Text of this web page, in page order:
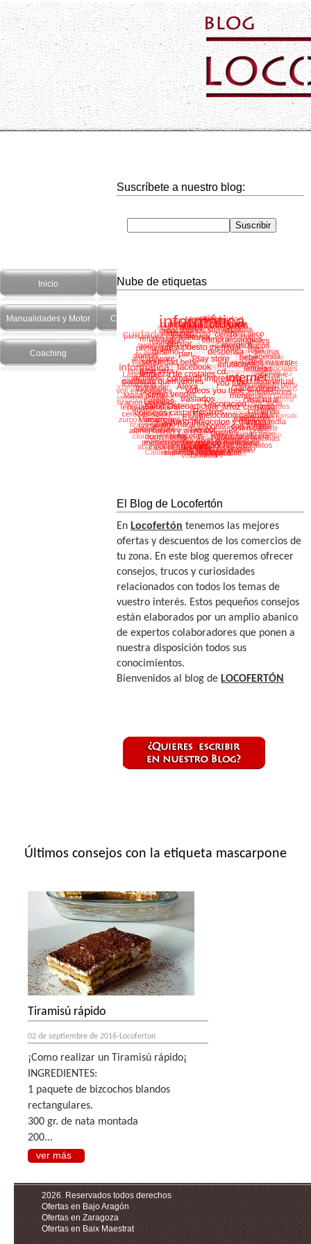
Inicio Hogar
Manualidades y Motor Cuidado Personal Salud y recetas
Coaching
Suscríbete a nuestro blog:
Nube de etiquetas
El Blog de Locofertón
En Locofertón tenemos las mejores
ofertas y descuentos de los comercios de
tu zona. En este blog queremos ofrecer
consejos, trucos y curiosidades
relacionados con todos los temas de
vuestro interés. Estos pequeños consejos
están elaborados por un amplio abanico
de expertos colaboradores que ponen a
nuestra disposición todos sus
conocimientos.
Bienvenidos al blog de LOCOFERTÓN
Últimos consejos con la etiqueta mascarpone
Tiramisú rápido
02 de septiembre de 2016-Locoferton
¡Como realizar un Tiramisú rápido¡
INGREDIENTES:
1 paquete de bizcochos blandos
rectangulares.
300 gr. de nata montada
200...
ver más
2026. Reservados todos derechos
Ofertas en Bajo Aragón
Ofertas en Zaragoza
Ofertas en Baix Maestrat